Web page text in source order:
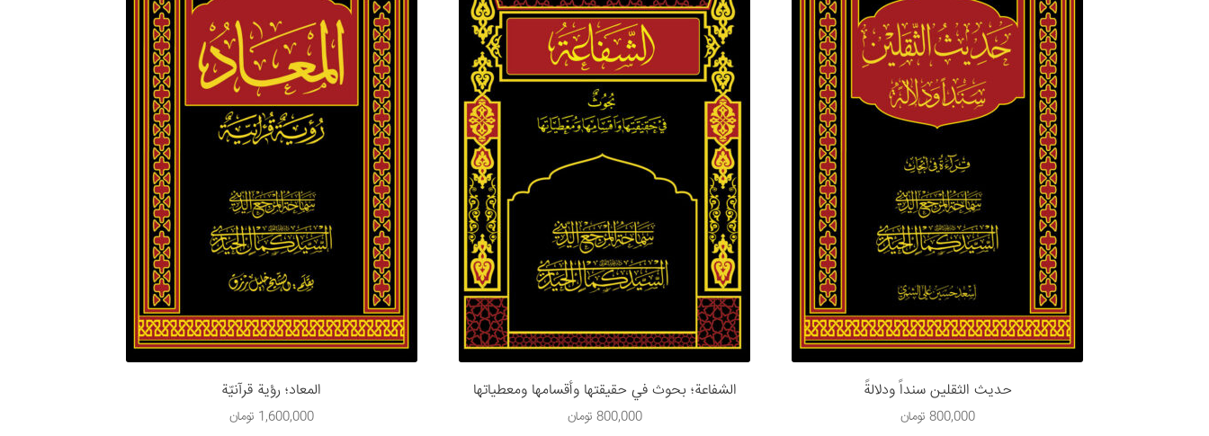
حديث الثقلين سنداً ودلالةً
800,000 تومان
الشفاعة؛ بحوث في حقيقتها وأقسامها ومعطياتها
800,000 تومان
المعاد؛ رؤية قرآنيّة
1,600,000 تومان